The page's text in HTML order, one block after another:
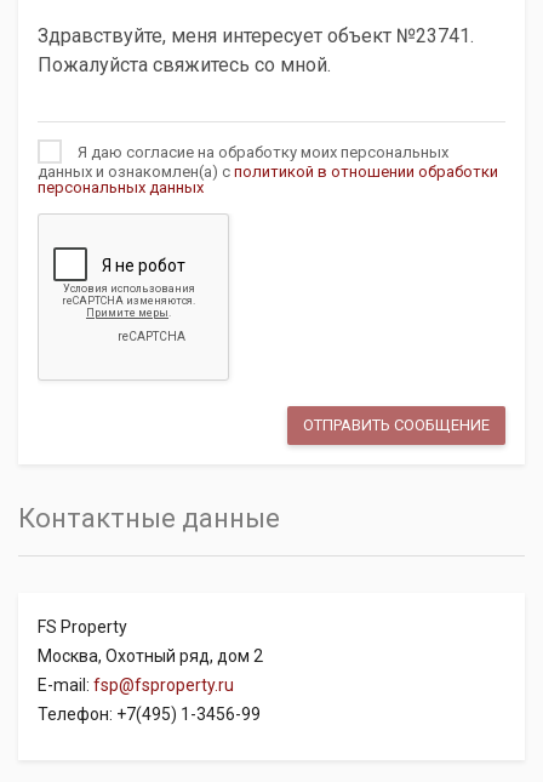
Я даю согласие на обработку моих персональных
данных и ознакомлен(а) с политикой в отношении обработки
персональных данных
Контактные данные
FS Property
Москва, Охотный ряд, дом 2
E-mail: fsp@fsproperty.ru
Телефон: +7(495) 1-3456-99